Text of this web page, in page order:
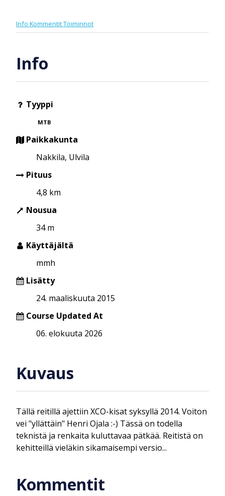
Info KommentitToiminnot
Info
Tyyppi
MTB
Paikkakunta
Nakkila, Ulvila
Pituus
4,8 km
Nousua
34 m
Käyttäjältä
mmh
Lisätty
24. maaliskuuta 2015
Course Updated At
06. elokuuta 2026
Kuvaus
Tällä reitillä ajettiin XCO-kisat syksyllä 2014. Voiton
vei "yllättäin" Henri Ojala :-) Tässä on todella
teknistä ja renkaita kuluttavaa pätkää. Reitistä on
kehitteillä vieläkin sikamaisempi versio...
Kommentit